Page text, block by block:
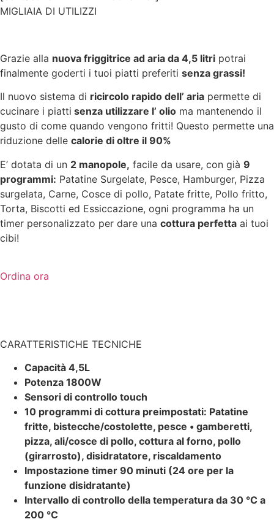
MIGLIAIA DI UTILIZZI
Grazie alla nuova friggitrice ad aria da 4,5 litri potrai
finalmente goderti i tuoi piatti preferiti senza grassi!
Il nuovo sistema di ricircolo rapido dell’ aria permette di
cucinare i piatti senza utilizzare l’ olio ma mantenendo il
gusto di come quando vengono fritti! Questo permette una
riduzione delle calorie di oltre il 90%
E’ dotata di un 2 manopole, facile da usare, con già 9
programmi: Patatine Surgelate, Pesce, Hamburger, Pizza
surgelata, Carne, Cosce di pollo, Patate fritte, Pollo fritto,
Torta, Biscotti ed Essiccazione, ogni programma ha un
timer personalizzato per dare una cottura perfetta ai tuoi
cibi!
Ordina ora
CARATTERISTICHE TECNICHE
Capacità 4,5L
Potenza 1800W
Sensori di controllo touch
10 programmi di cottura preimpostati: Patatine
fritte, bistecche/costolette, pesce • gamberetti,
pizza, ali/cosce di pollo, cottura al forno, pollo
(girarrosto), disidratatore, riscaldamento
Impostazione timer 90 minuti (24 ore per la
funzione disidratante)
Intervallo di controllo della temperatura da 30 °C a
200 °C